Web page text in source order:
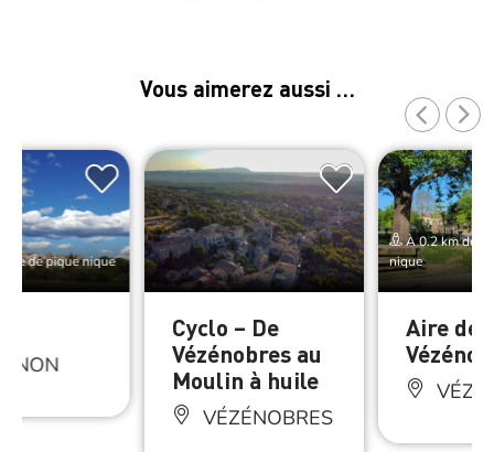
Vous aimerez aussi …
de pique nique
Cyclo – De
Vézénobres au
Moulin à huile
VÉZÉNOBRES
À 0.2 km de
nique
Aire de